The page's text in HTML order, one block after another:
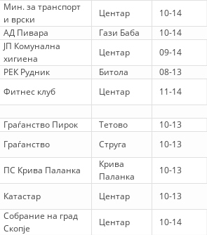
НА ХУМАНИ ВРЕДНОСТИ
И ЗАШТИТА НА АМБЛЕМОТ
ХУМАНИТАРНА ДЕЈНОСТ
КАКО ДА ДОНИРАТЕ
И ДЕЈСТВО ПРИ КАТАСТРОФИ
ТИМОВИ НА ООЦК
СПАСИТЕЛНА СТАНИЦА ВОДНО
И ДЕЈСТВУВАЊЕ ПРИ КАТАСТРОФИ
ОДНОСИ СО ЈАВНОСТ
Мин. за транспорт
и врски
Центар
10-14
АД Пивара Гази Баба
10-14
ЈП Комунална
хигиена
Центар
09-14
РЕК Рудник Битола
08-13
Фитнес клуб Центар
11-14
Граѓанство Пирок Тетово
10-13
Граѓанство Струга 10-13
ПС Крива Паланка
Крива
Паланка
10-13
Катастар Центар 10-13
Собрание на град
Скопје
Центар 10-14